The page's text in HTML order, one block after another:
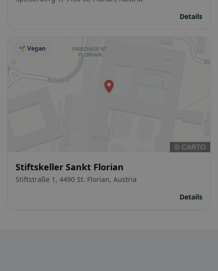
Details
🌱 Vegan
Stiftskeller Sankt Florian
Stiftstraße 1, 4490 St. Florian, Austria
Details